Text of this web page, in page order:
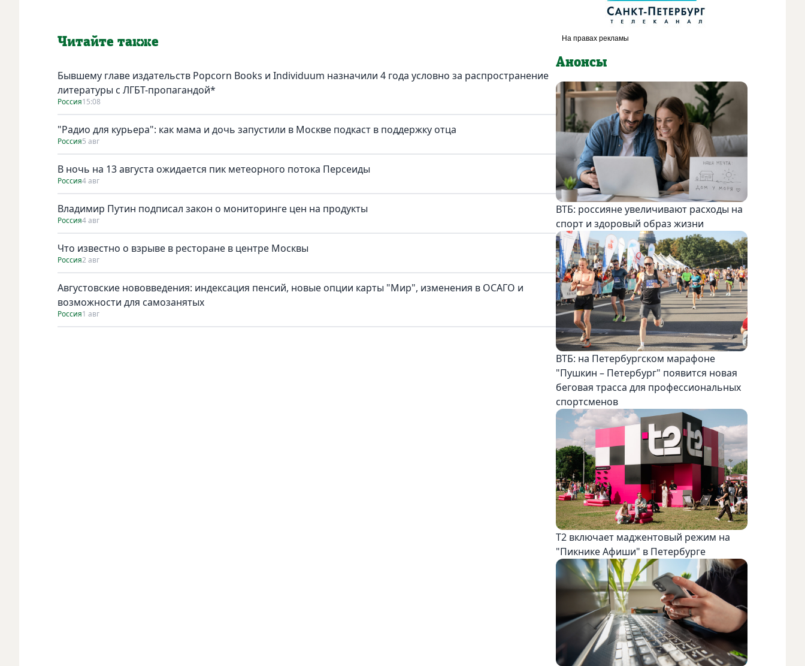
Читайте также
Бывшему главе издательств Popcorn Books и Individuum назначили 4 года условно за распространение
литературы с ЛГБТ-пропагандой*
Россия15:08
"Радио для курьера": как мама и дочь запустили в Москве подкаст в поддержку отца
Россия5 авг
В ночь на 13 августа ожидается пик метеорного потока Персеиды
Россия4 авг
Владимир Путин подписал закон о мониторинге цен на продукты
Россия4 авг
Что известно о взрыве в ресторане в центре Москвы
Россия2 авг
Августовские нововведения: индексация пенсий, новые опции карты "Мир", изменения в ОСАГО и
возможности для самозанятых
Россия1 авг
Анонсы
ВТБ: россияне увеличивают расходы на
спорт и здоровый образ жизни
ВТБ: на Петербургском марафоне
"Пушкин – Петербург" появится новая
беговая трасса для профессиональных
спортсменов
Т2 включает маджентовый режим на
"Пикнике Афиши" в Петербурге